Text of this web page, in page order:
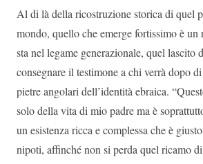
Al di là della ricostruzione storica di quel
mondo, quello che emerge fortissimo è un
sta nel legame generazionale, quel lascito
consegnare il testimone a chi verrà dopo
pietre angolari dell’identità ebraica.
solo della vita di mio padre ma è
un esistenza ricca e complessa che è
nipoti, affinché non si perda quel ricamo